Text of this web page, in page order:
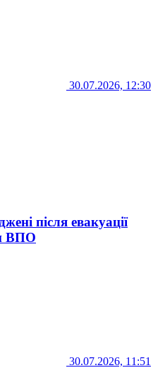
30.07.2026, 12:30
після евакуації
ВПО
30.07.2026, 11:51